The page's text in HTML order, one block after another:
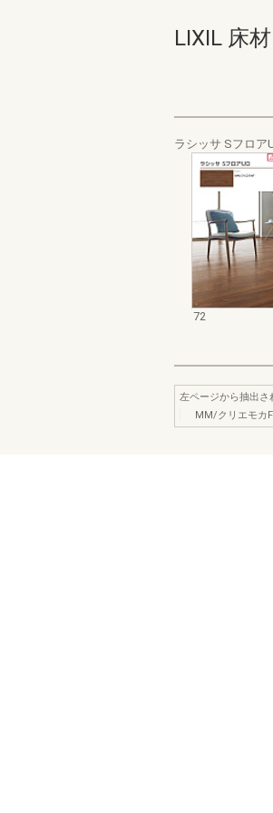
LIXIL 床
ラシッサ Sフロア
72
左ページから抽出さ
MM/クリエモカF